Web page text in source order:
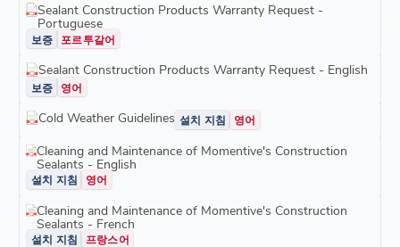
Sealant Construction Products Warranty Request -
Portuguese
보증 포르투갈어
Sealant Construction Products Warranty Request - English
보증 영어
Cold Weather Guidelines 설치 지침 영어
Cleaning and Maintenance of Momentive's Construction
Sealants - English
설치 지침 영어
Cleaning and Maintenance of Momentive's Construction
Sealants - French
설치 지침 프랑스어